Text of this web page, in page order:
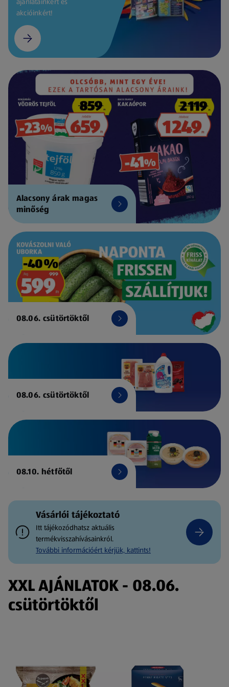
akcióinkért!
Alacsony árak magas
minőség
08.06. csütörtöktől
08.06. csütörtöktől
08.10. hétfőtől
Vásárlói tájékoztató
Itt tájékozódhatsz aktuális
termékvisszahívásainkról.
További információért kérjük, kattints!
XXL AJÁNLATOK - 08.06.
csütörtöktől